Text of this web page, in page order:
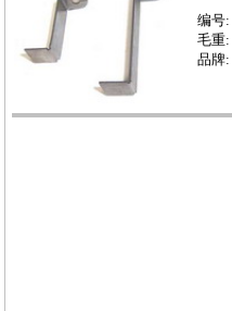
编号:
毛重:
品牌: